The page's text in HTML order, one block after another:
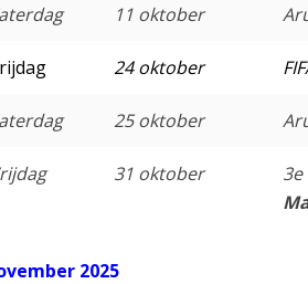
11 oktober
24 oktober
25 oktober
31 oktober
2025